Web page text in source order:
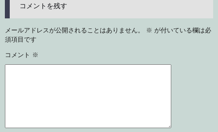
コメントを残す
メールアドレスが公開されることはありません。 ※ が付いている欄は必
須項目です
コメント ※